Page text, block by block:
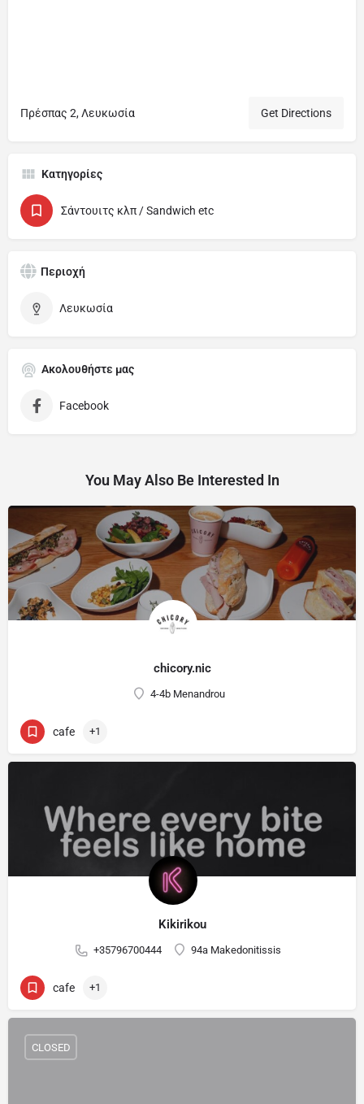
Πρέσπας 2, Λευκωσία Get Directions
Κατηγορίες
Σάντουιτς κλπ / Sandwich etc
Περιοχή
Λευκωσία
Ακολουθήστε μας
Facebook
You May Also Be Interested In
chicory.nic
4-4b Menandrou
cafe +1
Kikirikou
+35796700444 94a Makedonitissis
cafe +1
CLOSED